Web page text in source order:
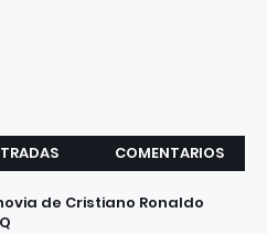
COMENTARIOS
de Cristiano Ronaldo